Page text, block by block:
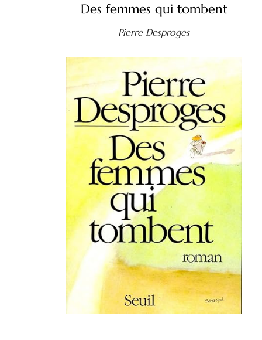
Des femmes qui tombent
Pierre Desproges